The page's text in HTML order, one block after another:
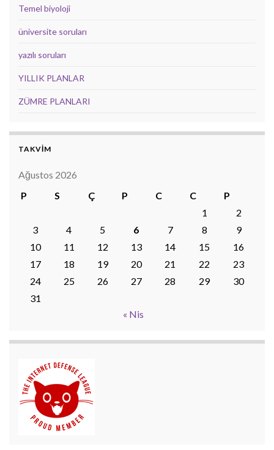
Temel biyoloji
üniversite soruları
yazılı soruları
YILLIK PLANLAR
ZÜMRE PLANLARI
TAKVİM
Ağustos 2026
P
S Ç P C C
P
1
2
3
4 5 6 7 8
9
10
11 12 13 14 15
16
17
18 19 20 21 22
23
24
25 26 27 28 29
30
31
« Nis